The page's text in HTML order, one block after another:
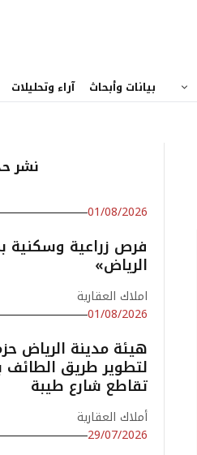
بيانات وأبحاث آراء وتحليلات
نشر
01/08/2026
فرص زراعية وسكنية
الرياض»
املاك العقارية
01/08/2026
هيئة مدينة الرياض
لتطوير طريق
تقاطع شارع طيبة
أملاك العقارية
29/07/2026